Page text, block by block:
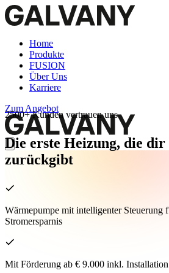
Home
Produkte
FUSION
Über Uns
Karriere
Zum Angebot
2500+ Kunden vertrauen uns
Die erste Heizung, die dir
zurückgibt
Wärmepumpe mit intelligenter Steuerung
Stromersparnis
Mit Förderung ab € 9.000 inkl. Installation